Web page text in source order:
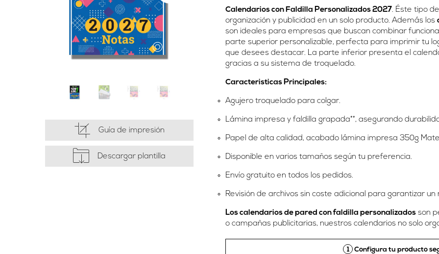
Guía de impresión
Descargar plantilla
Calendarios con Faldilla Personalizados 2027. Éste tipo
organización y publicidad en un solo producto. Además los
son ideales para empresas que buscan combinar
parte superior personalizable, perfecta para imprimir tu
que desees destacar. La parte inferior presenta el
gracias a su sistema de troquelado.
Caracteristicas Principales:
Agujero troquelado para colgar.
Lámina impresa y faldilla grapada**, asegurando
Papel de alta calidad, acabado lámina impresa 350g
Disponible en varios tamaños según tu preferencia.
Envío gratuito en todos los pedidos.
Revisión de archivos sin coste adicional para garantizar
Los calendarios de pared con faldilla personalizadosson
o campañas publicitarias, nuestros calendarios no solo
1 Configura tu producto